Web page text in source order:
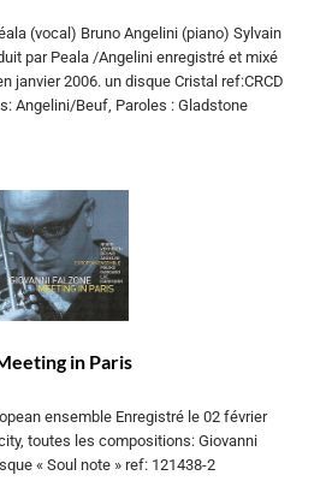
(vocal) Bruno Angelini (piano) Sylvain
par Peala /Angelini enregistré et mixé
janvier 2006. un disque Cristal ref:CRCD
Angelini/Beuf, Paroles : Gladstone
in Paris
ensemble Enregistré le 02 février
toutes les compositions: Giovanni
« Soul note » ref: 121438-2